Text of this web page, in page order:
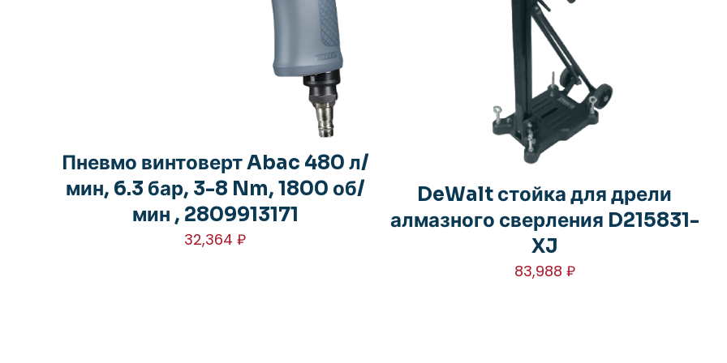
Пневмо винтоверт Abac 480 л/
мин, 6.3 бар, 3-8 Nm, 1800 об/
мин , 2809913171
32,364₽
DeWalt стойка для дрели
алмазного сверления D215831-
XJ
83,988 ₽